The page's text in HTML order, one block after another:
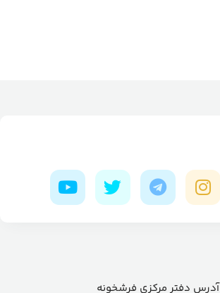
آدرس دفتر مرکزی فرشخونه